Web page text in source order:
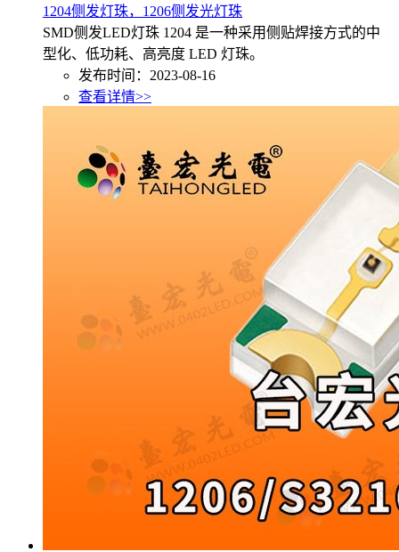
1204侧发灯珠，1206侧发光灯珠
SMD侧发LED灯珠 1204 是一种采用侧贴焊接方式的中
型化、低功耗、高亮度 LED 灯珠。
发布时间：2023-08-16
查看详情>>